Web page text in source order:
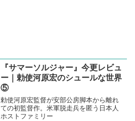
『サマーソルジャー』今更レビュ
ー｜勅使河原宏のシュールな世界
⑤
勅使河原宏監督が安部公房脚本から離れ
ての初監督作。米軍脱走兵を匿う日本人
ホストファミリー